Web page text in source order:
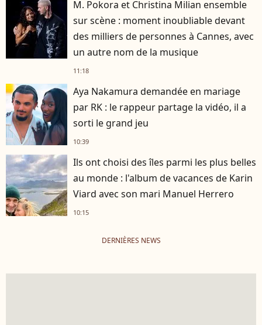
M. Pokora et Christina Milian ensemble
sur scène : moment inoubliable devant
des milliers de personnes à Cannes, avec
un autre nom de la musique
11:18
Aya Nakamura demandée en mariage
par RK : le rappeur partage la vidéo, il a
sorti le grand jeu
10:39
Ils ont choisi des îles parmi les plus belles
au monde : l'album de vacances de Karin
Viard avec son mari Manuel Herrero
10:15
DERNIÈRES NEWS